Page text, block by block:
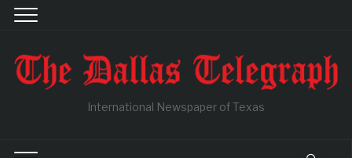
International Newspaper of Texas